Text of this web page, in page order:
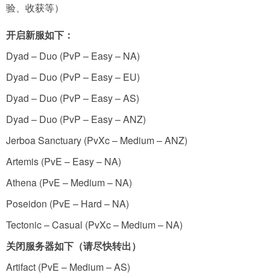
验、收获等）
开启新服如下：
Dyad – Duo (PvP – Easy – NA)
Dyad – Duo (PvP – Easy – EU)
Dyad – Duo (PvP – Easy – AS)
Dyad – Duo (PvP – Easy – ANZ)
Jerboa Sanctuary (PvXc – Medium – ANZ)
Artemis (PvE – Easy – NA)
Athena (PvE – Medium – NA)
Poseidon (PvE – Hard – NA)
Tectonic – Casual (PvXc – Medium – NA)
关闭服务器如下（请尽快转出）
Artifact (PvE – Medium – AS)